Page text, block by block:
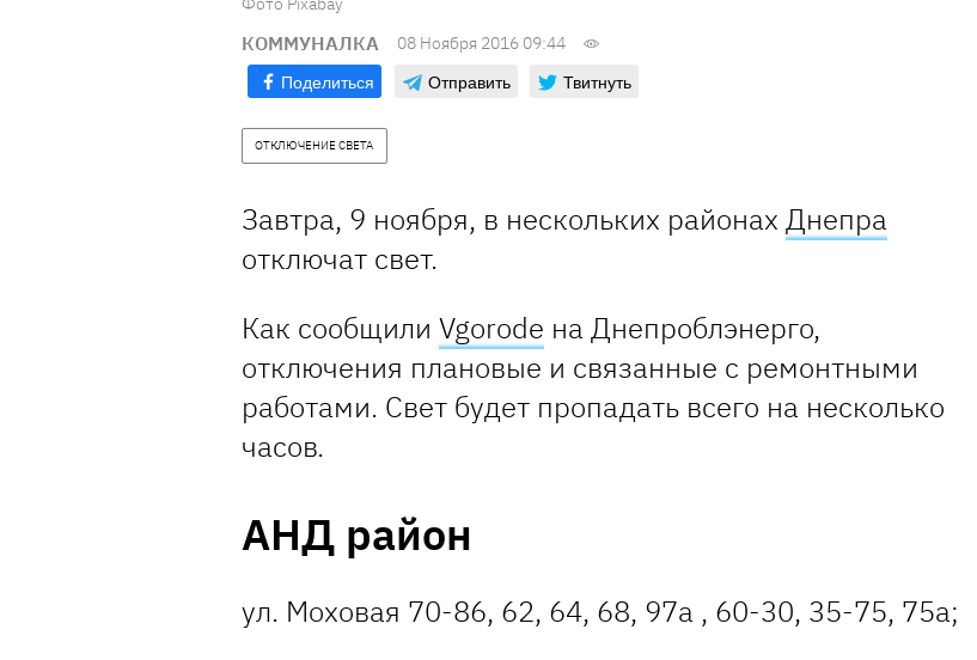
КОММУНАЛКА 08 Ноября 2016 09:44
Поделиться Отправить Твитнуть
ОТКЛЮЧЕНИЕ СВЕТА
Завтра, 9 ноября, в нескольких районах Днепра
отключат свет.
Как сообщили Vgorode на Днепроблэнерго,
отключения плановые и связанные с ремонтными
работами. Свет будет пропадать всего на несколько
часов.
АНД район
ул. Моховая 70-86, 62, 64, 68, 97а , 60-30, 35-75, 75а;